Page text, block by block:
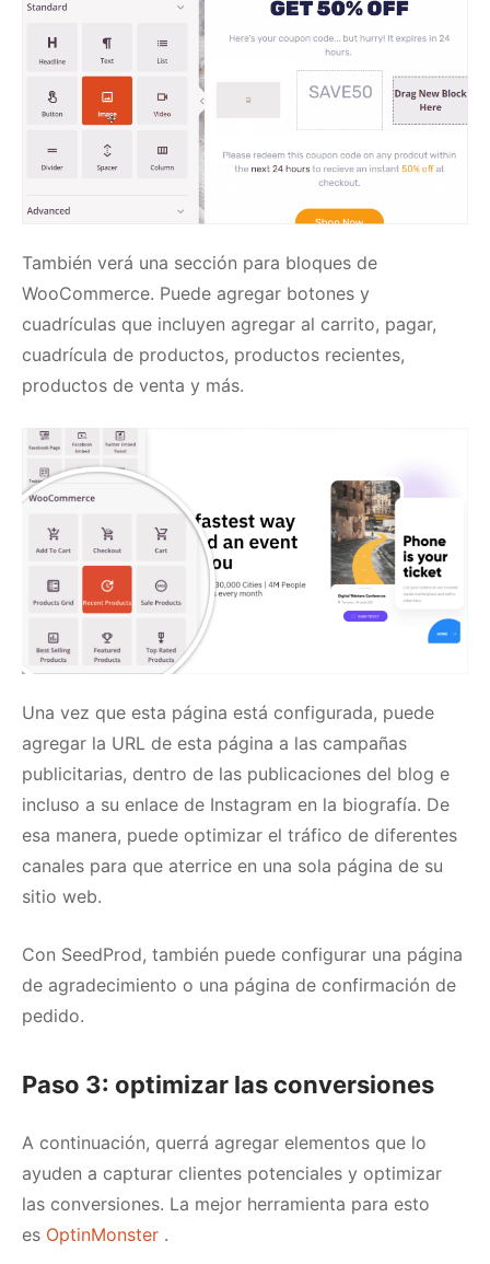
También verá una sección para bloques de
WooCommerce. Puede agregar botones y
cuadrículas que incluyen agregar al carrito, pagar,
cuadrícula de productos, productos recientes,
productos de venta y más.
Una vez que esta página está configurada, puede
agregar la URL de esta página a las campañas
publicitarias, dentro de las publicaciones del blog e
incluso a su enlace de Instagram en la biografía. De
esa manera, puede optimizar el tráfico de diferentes
canales para que aterrice en una sola página de su
sitio web.
Con SeedProd, también puede configurar una página
de agradecimiento o una página de confirmación de
pedido.
Paso 3: optimizar las conversiones
A continuación, querrá agregar elementos que lo
ayuden a capturar clientes potenciales y optimizar
las conversiones. La mejor herramienta para esto
es OptinMonster .